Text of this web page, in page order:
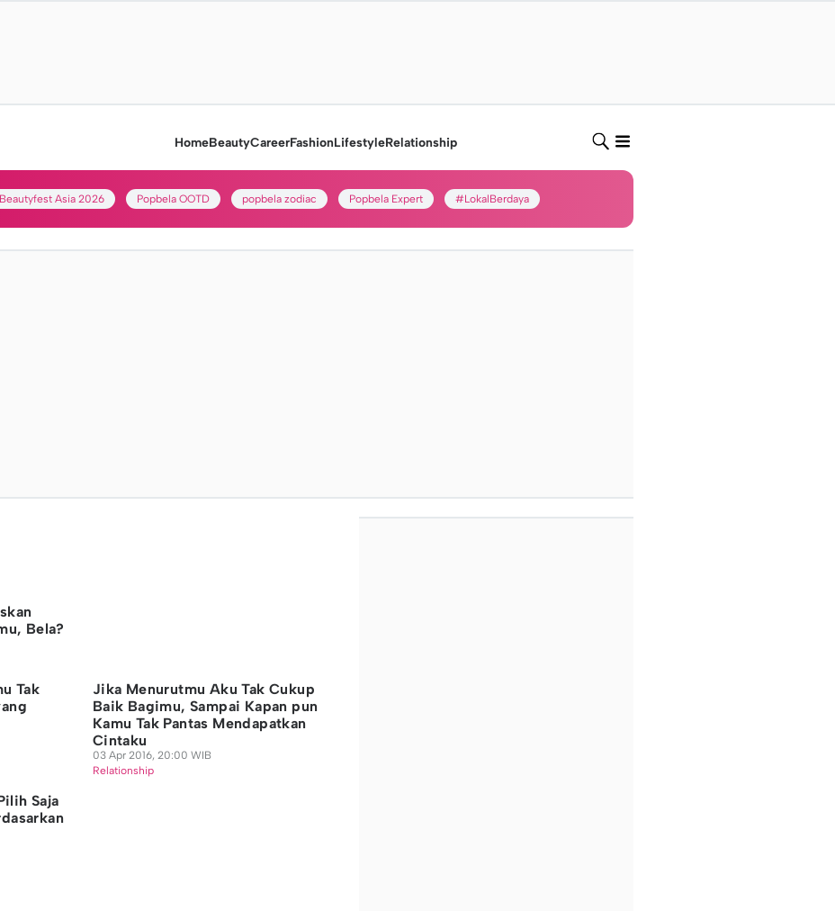
HomeBeautyCareerFashionLifestyleRelationship
Beautyfest Asia 2026 Popbela OOTD popbela zodiac Popbela Expert #LokalBerdaya
Bela?
Tak
Jika Menurutmu Aku Tak Cukup
Baik Bagimu, Sampai Kapan pun
Kamu Tak Pantas Mendapatkan
Cintaku
03 Apr 2016, 20:00 WIB
Relationship
Saja